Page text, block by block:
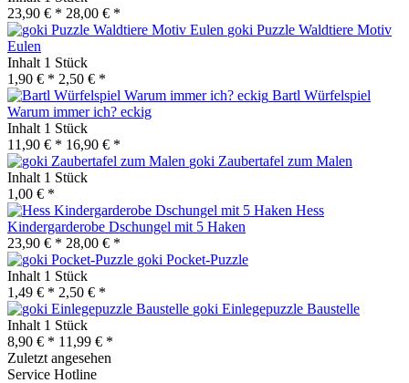
23,90 € * 28,00 € *
goki Puzzle Waldtiere Motiv
Eulen
Inhalt 1 Stück
1,90 € * 2,50 € *
Bartl Würfelspiel
Warum immer ich? eckig
Inhalt 1 Stück
11,90 € * 16,90 € *
goki Zaubertafel zum Malen
Inhalt 1 Stück
1,00 € *
Hess
Kindergarderobe Dschungel mit 5 Haken
23,90 € * 28,00 € *
goki Pocket-Puzzle
Inhalt 1 Stück
1,49 € * 2,50 € *
goki Einlegepuzzle Baustelle
Inhalt 1 Stück
8,90 € * 11,99 € *
Zuletzt angesehen
Service Hotline